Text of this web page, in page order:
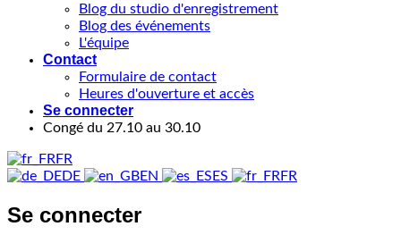
Blog du studio d'enregistrement
Blog des événements
L'équipe
Contact
Formulaire de contact
Heures d'ouverture et accès
Se connecter
Congé du 27.10 au 30.10
FR
DE
EN ES FR
Se connecter